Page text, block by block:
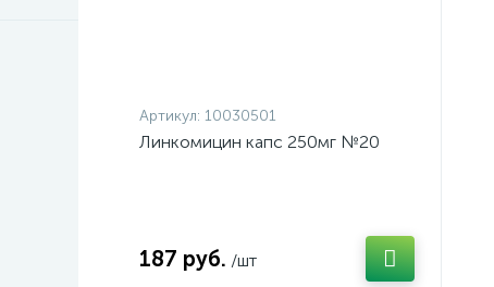
Артикул: 10030501
Линкомицин капс 250мг №20
187 руб. /шт